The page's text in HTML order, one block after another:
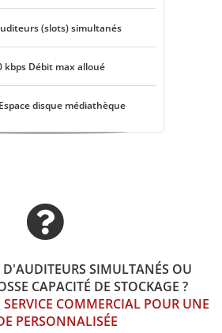
(slots) simultanés
kbps Débit max alloué
disque médiathèque
SIMULTANÉS OU
CAPACITÉ DE STOCKAGE ?
COMMERCIAL POUR UNE
PERSONNALISÉE